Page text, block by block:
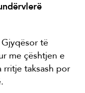
të
me çështjen e
rritje taksash por